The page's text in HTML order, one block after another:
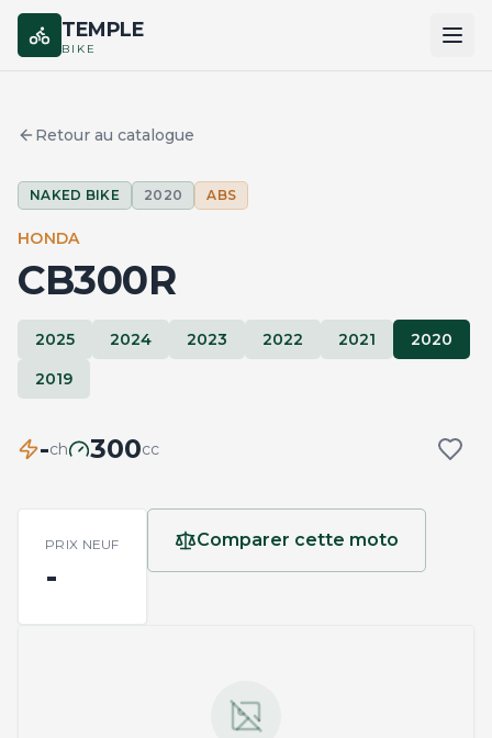
TEMPLE
BIKE
MARQUES
COMPARER
Retour au catalogue
NAKED BIKE 2020 ABS
HONDA
CB300R
2025 2024 2023 2022 2021
2020
2019
-ch 300cc
PRIX NEUF
-
Comparer cette moto